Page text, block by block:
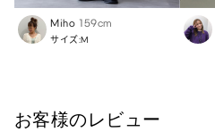
Miho 159cm
サイズ:M
お客様のレビュー